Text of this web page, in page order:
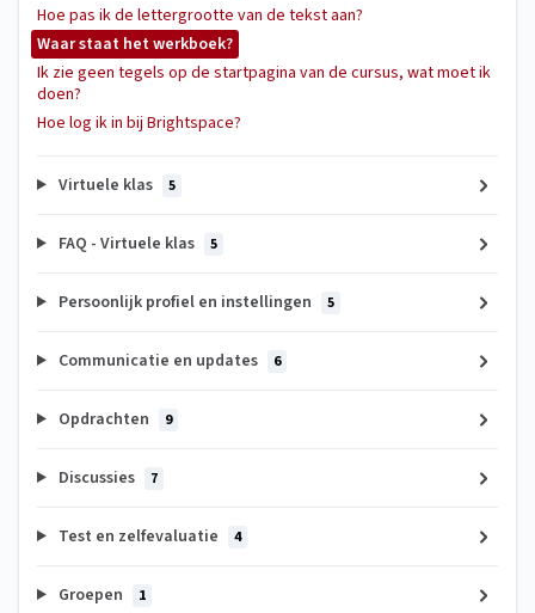
Hoe pas ik de lettergrootte van de tekst aan?
Waar staat het werkboek?
Ik zie geen tegels op de startpagina van de cursus, wat moet ik
doen?
Hoe log ik in bij Brightspace?
Virtuele klas 5
FAQ - Virtuele klas 5
Persoonlijk profiel en instellingen 5
Communicatie en updates 6
Opdrachten 9
Discussies 7
Test en zelfevaluatie 4
Groepen 1